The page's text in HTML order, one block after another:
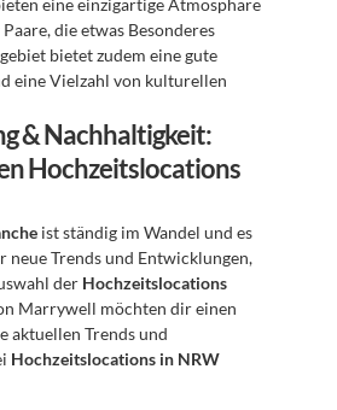
eine einzigartige Atmosphäre
die etwas Besonderes
bietet zudem eine gute
eine Vielzahl von kulturellen
& Nachhaltigkeit:
Hochzeitslocations
ist ständig im Wandel und es
neue Trends und Entwicklungen,
der Hochzeitslocations
Marrywell möchten dir einen
aktuellen Trends und
Hochzeitslocations in NRW